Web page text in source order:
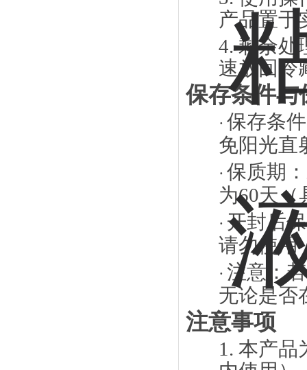
产品置于
4.剩余处
速放回冷
保存条件与
· 保存条
免阳光直
· 保质期
为60天（
· 开封后
请勿使用
· 注意：
无论是否
注意事项
1. 本产品